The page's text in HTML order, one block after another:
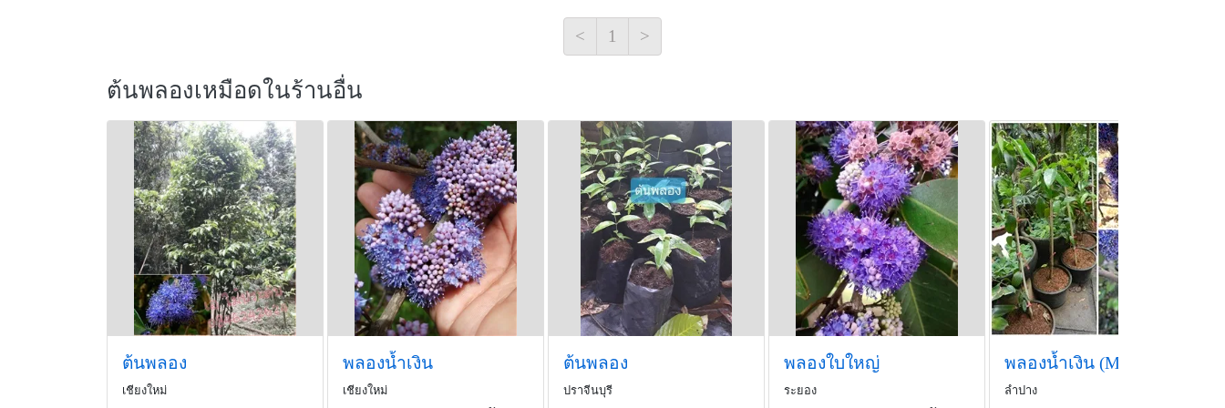
งออกมา) http://bit.ly/2oYOKap
< 1 >
ต้นพลองเหมือดในร้านอื่น
ต้นพลอง
เชียงใหม่
พลองน้ำเงิน
เชียงใหม่
ต้นพลอง
ปราจีนบุรี
พลองใบใหญ่
ระยอง ลำปาง